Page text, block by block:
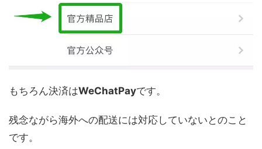
もちろん決済はWeChatPayです。
残念ながら海外への配送には対応していないとのこと
です。